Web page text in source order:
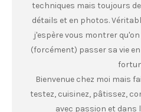
techniques mais toujours
détails et en photos.
j'espère vous montrer
(forcément) passer sa vie
Bienvenue chez moi mais
testez, cuisinez, pâtissez,
avec passion et dans